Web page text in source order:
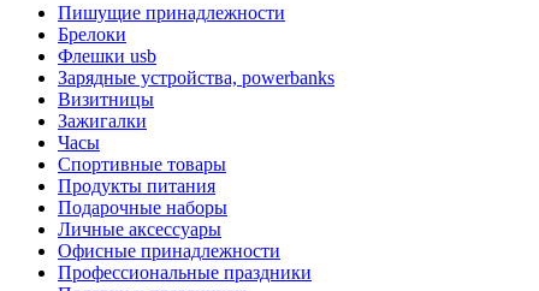
Пишущие принадлежности
Брелоки
Флешки usb
Зарядные устройства, powerbanks
Визитницы
Зажигалки
Часы
Спортивные товары
Продукты питания
Подарочные наборы
Личные аксессуары
Офисные принадлежности
Профессиональные праздники